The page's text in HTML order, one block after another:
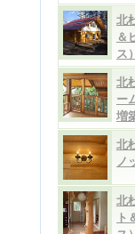
北
＆
ス）
北
ー
増
北
ノ
北
ト